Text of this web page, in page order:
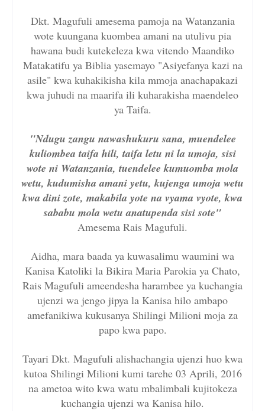
Dkt. Magufuli amesema pamoja na Watanzania
wote kuungana kuombea amani na utulivu pia
hawana budi kutekeleza kwa vitendo Maandiko
Matakatifu ya Biblia yasemayo "Asiyefanya kazi na
asile" kwa kuhakikisha kila mmoja anachapakazi
kwa juhudi na maarifa ili kuharakisha maendeleo
ya Taifa.
"Ndugu zangu nawashukuru sana, muendelee
kuliombea taifa hili, taifa letu ni la umoja, sisi
wote ni Watanzania, tuendelee kumuomba mola
wetu, kudumisha amani yetu, kujenga umoja wetu
kwa dini zote, makabila yote na vyama vyote, kwa
sababu mola wetu anatupenda sisi sote"
Amesema Rais Magufuli.
Aidha, mara baada ya kuwasalimu waumini wa
Kanisa Katoliki la Bikira Maria Parokia ya Chato,
Rais Magufuli ameendesha harambee ya kuchangia
ujenzi wa jengo jipya la Kanisa hilo ambapo
amefanikiwa kukusanya Shilingi Milioni moja za
papo kwa papo.
Tayari Dkt. Magufuli alishachangia ujenzi huo kwa
kutoa Shilingi Milioni kumi tarehe 03 Aprili, 2016
na ametoa wito kwa watu mbalimbali kujitokeza
kuchangia ujenzi wa Kanisa hilo.